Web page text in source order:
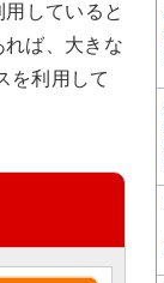
していると
ば、大きな
を利用して